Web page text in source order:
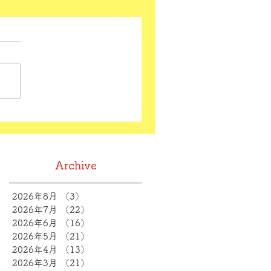
Archive
2026年8月 （3）
2026年7月
（22）
2026年6月
（16）
2026年5月
（21）
2026年4月
（13）
2026年3月
（21）